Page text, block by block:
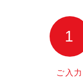
ご入力